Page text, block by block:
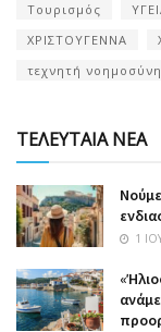
Τουρισμός
ΧΡΙΣΤΟΥΓΕΝΝΑ
τεχνητή νοημοσύνη
ΤΕΛΕΥΤΑΙΑ ΝΕΑ
1